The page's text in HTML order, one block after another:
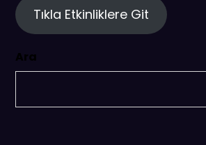
Tıkla Etkinliklere Git
Ara